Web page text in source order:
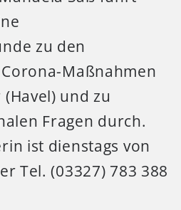
zu den
Maßnahmen
und zu
Fragen durch.
ist dienstags von
Tel. (03327) 783 388